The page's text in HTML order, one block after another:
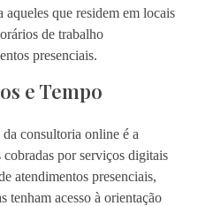
aqueles que residem em locais
de trabalho
presenciais.
e Tempo
consultoria online é a
por serviços digitais
atendimentos presenciais,
tenham acesso à orientação